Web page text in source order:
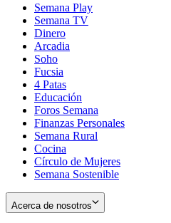
Semana Play
Semana TV
Dinero
Arcadia
Soho
in
new
window
Fucsia
in
new
window
4 Patas
Educación
Foros Semana
Finanzas Personales
Semana Rural
Cocina
Círculo de Mujeres
Semana Sostenible
Acerca de nosotros